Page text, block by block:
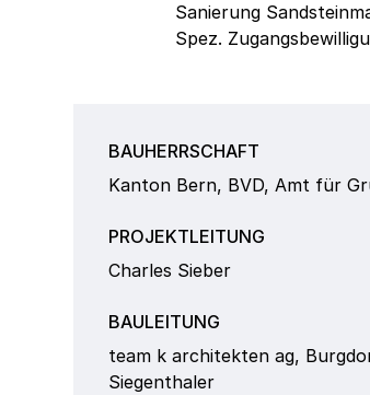
Sanierung
Spez.
BAUHERRSCHAFT
Kanton Bern, BVD, Amt für
PROJEKTLEITUNG
Charles Sieber
BAULEITUNG
team k architekten ag,
Siegenthaler